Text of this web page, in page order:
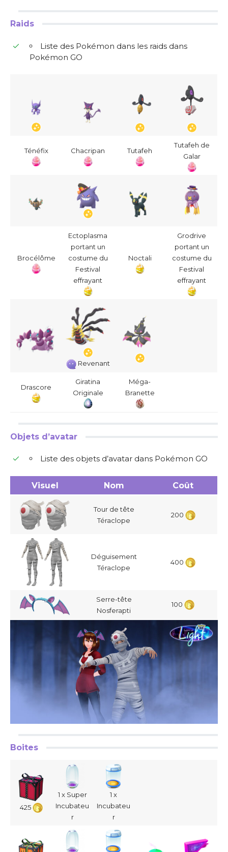
Raids
Liste des Pokémon dans les raids dans
Pokémon GO
Ténéfix Chacripan Tutafeh
Tutafeh de
Galar
Brocélôme
Ectoplasma
portant un
costume du
Festival
effrayant
Noctali
Grodrive
portant un
costume du
Festival
effrayant
Revenant
Drascore
Giratina
Originale
Méga-
Branette
Objets d’avatar
Liste des objets d’avatar dans Pokémon GO
Visuel Nom Coût
Tour de tête
Téraclope
200
Déguisement
Téraclope
400
Serre-tête
Nosferapti
100
Boites
425
1 x Super
Incubateu
r
1 x
Incubateu
r